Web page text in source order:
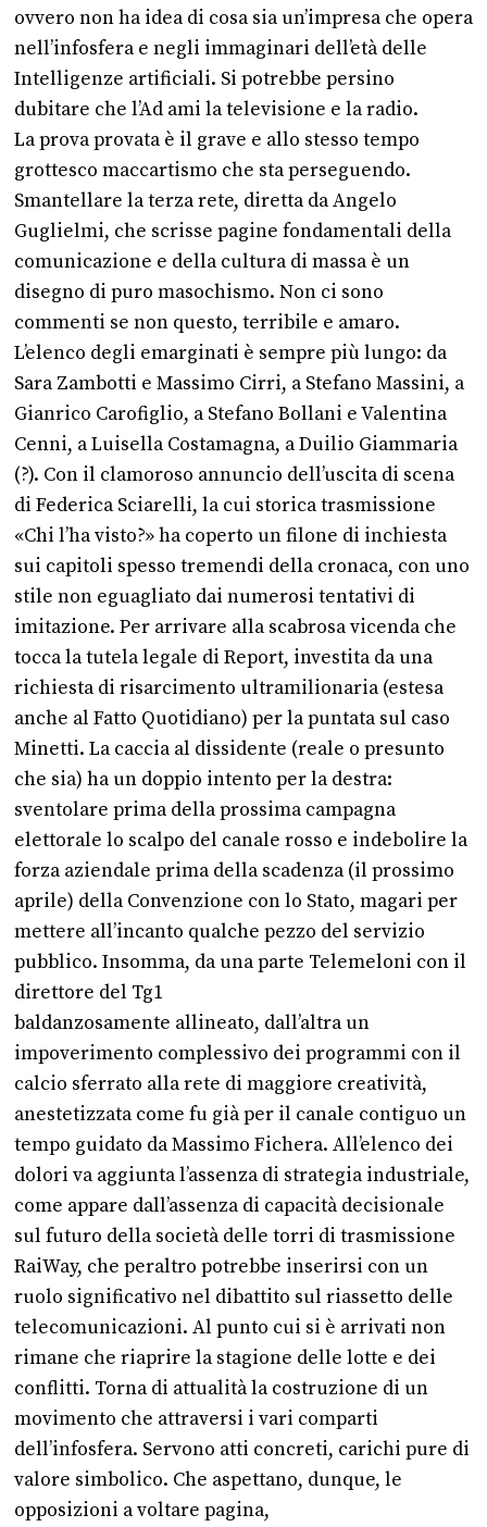
ovvero non ha idea di cosa sia un’impresa che opera
nell’infosfera e negli immaginari dell’età delle
Intelligenze artificiali. Si potrebbe persino
dubitare che l’Ad ami la televisione e la radio.
La prova provata è il grave e allo stesso tempo
grottesco maccartismo che sta perseguendo.
Smantellare la terza rete, diretta da Angelo
Guglielmi, che scrisse pagine fondamentali della
comunicazione e della cultura di massa è un
disegno di puro masochismo. Non ci sono
commenti se non questo, terribile e amaro.
L’elenco degli emarginati è sempre più lungo: da
Sara Zambotti e Massimo Cirri, a Stefano Massini, a
Gianrico Carofiglio, a Stefano Bollani e Valentina
Cenni, a Luisella Costamagna, a Duilio Giammaria
(?). Con il clamoroso annuncio dell’uscita di scena
di Federica Sciarelli, la cui storica trasmissione
«Chi l’ha visto?» ha coperto un filone di inchiesta
sui capitoli spesso tremendi della cronaca, con uno
stile non eguagliato dai numerosi tentativi di
imitazione. Per arrivare alla scabrosa vicenda che
tocca la tutela legale di Report, investita da una
richiesta di risarcimento ultramilionaria (estesa
anche al Fatto Quotidiano) per la puntata sul caso
Minetti. La caccia al dissidente (reale o presunto
che sia) ha un doppio intento per la destra:
sventolare prima della prossima campagna
elettorale lo scalpo del canale rosso e indebolire la
forza aziendale prima della scadenza (il prossimo
aprile) della Convenzione con lo Stato, magari per
mettere all’incanto qualche pezzo del servizio
pubblico. Insomma, da una parte Telemeloni con il
direttore del Tg1
baldanzosamente allineato, dall’altra un
impoverimento complessivo dei programmi con il
calcio sferrato alla rete di maggiore creatività,
anestetizzata come fu già per il canale contiguo un
tempo guidato da Massimo Fichera. All’elenco dei
dolori va aggiunta l’assenza di strategia industriale,
come appare dall’assenza di capacità decisionale
sul futuro della società delle torri di trasmissione
RaiWay, che peraltro potrebbe inserirsi con un
ruolo significativo nel dibattito sul riassetto delle
telecomunicazioni. Al punto cui si è arrivati non
rimane che riaprire la stagione delle lotte e dei
conflitti. Torna di attualità la costruzione di un
movimento che attraversi i vari comparti
dell’infosfera. Servono atti concreti, carichi pure di
valore simbolico. Che aspettano, dunque, le
opposizioni a voltare pagina,